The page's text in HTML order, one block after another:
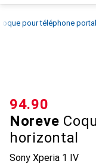
pour téléphone
Noreve
horizontal
Sony Xperia 1 IV
CHF
94.90